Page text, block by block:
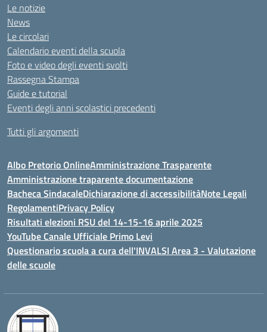
Le notizie
News
Le circolari
Calendario eventi della scuola
Foto e video degli eventi svolti
Rassegna Stampa
Guide e tutorial
Eventi degli anni scolastici precedenti
Tutti gli argomenti
Albo Pretorio OnlineAmministrazione Trasparente
Amministrazione traparente documentazione
Bacheca SindacaleDichiarazione di accessibilitàNote Legali
RegolamentiPrivacy Policy
Risultati elezioni RSU del 14-15-16 aprile 2025
YouTube Canale Ufficiale Primo Levi
Questionario scuola a cura dell'INVALSI Area 3 - Valutazione
delle scuole